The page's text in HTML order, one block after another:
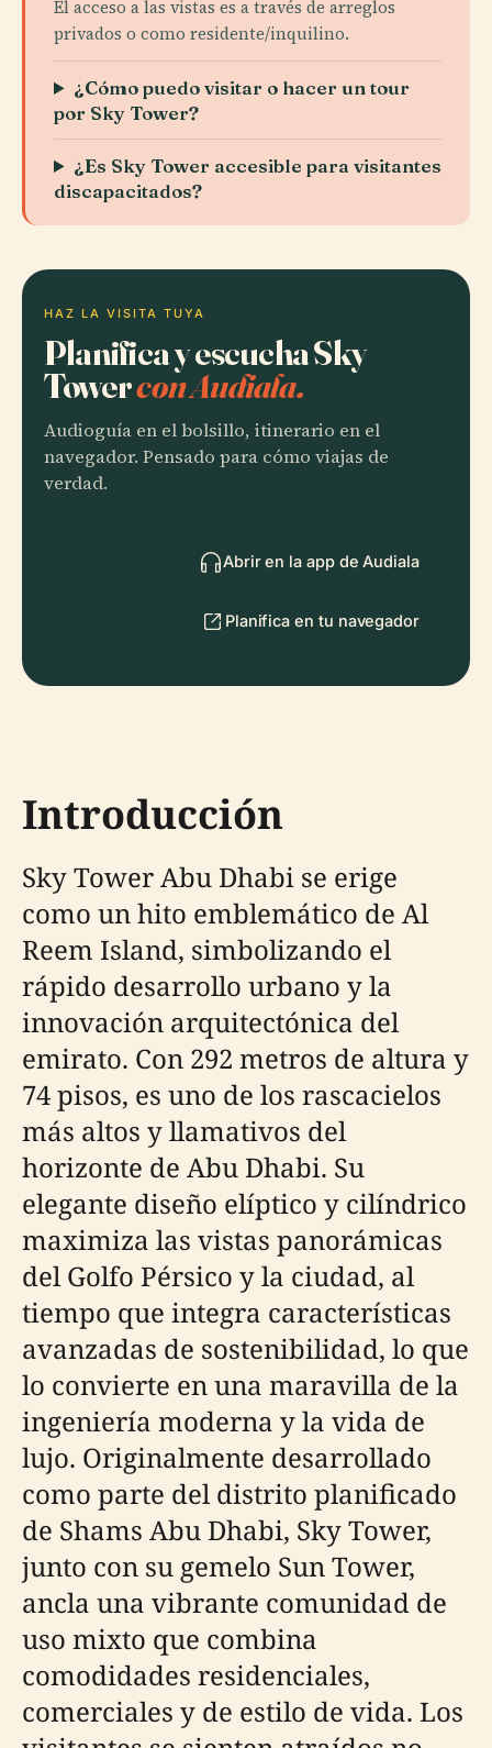
El acceso a las vistas es a través de arreglos
privados o como residente/inquilino.
¿Cómo puedo visitar o hacer un tour
por Sky Tower?
¿Es Sky Tower accesible para visitantes
discapacitados?
HAZ LA VISITA TUYA
Planifica y escucha Sky
Towercon Audiala.
Audioguía en el bolsillo, itinerario en el
navegador. Pensado para cómo viajas de
verdad.
Abrir en la app de Audiala
Planifica en tu navegador
Introducción
Sky Tower Abu Dhabi se erige
como un hito emblemático de Al
Reem Island, simbolizando el
rápido desarrollo urbano y la
innovación arquitectónica del
emirato. Con 292 metros de altura y
74 pisos, es uno de los rascacielos
más altos y llamativos del
horizonte de Abu Dhabi. Su
elegante diseño elíptico y cilíndrico
maximiza las vistas panorámicas
del Golfo Pérsico y la ciudad, al
tiempo que integra características
avanzadas de sostenibilidad, lo que
lo convierte en una maravilla de la
ingeniería moderna y la vida de
lujo. Originalmente desarrollado
como parte del distrito planificado
de Shams Abu Dhabi, Sky Tower,
junto con su gemelo Sun Tower,
ancla una vibrante comunidad de
uso mixto que combina
comodidades residenciales,
comerciales y de estilo de vida. Los